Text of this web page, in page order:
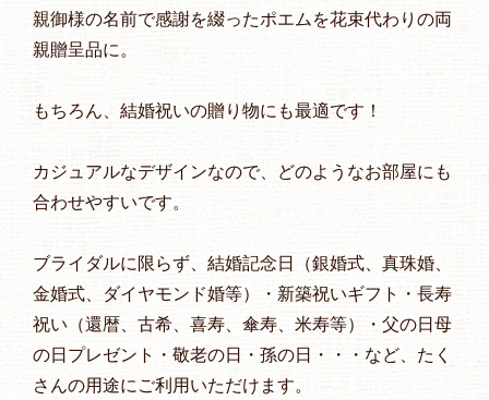
親御様の名前で感謝を綴ったポエムを花束代わりの両
親贈呈品に。
もちろん、結婚祝いの贈り物にも最適です！
カジュアルなデザインなので、どのようなお部屋にも
合わせやすいです。
ブライダルに限らず、結婚記念日（銀婚式、真珠婚、
金婚式、ダイヤモンド婚等）・新築祝いギフト・長寿
祝い（還暦、古希、喜寿、傘寿、米寿等）・父の日母
の日プレゼント・敬老の日・孫の日・・・など、たく
さんの用途にご利用いただけます。